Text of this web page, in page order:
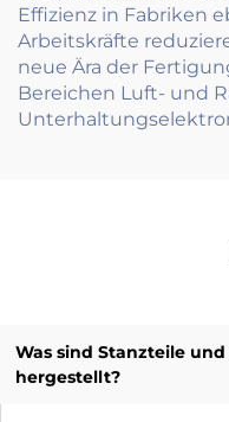
Effizienz in Fabriken
Arbeitskräfte
neue Ära der
Bereichen Luft- und
Was sind Stanzteile
hergestellt?